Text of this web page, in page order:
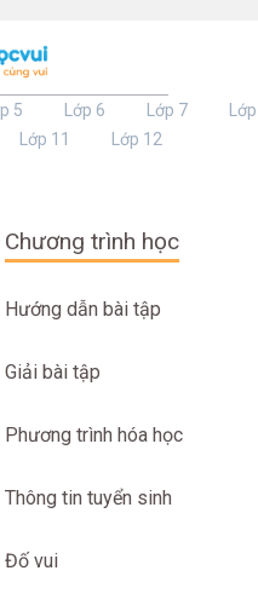
5 Lớp 6 Lớp 7
Lớp
Lớp 11 Lớp 12
Chương trình học
Hướng dẫn bài tập
Giải bài tập
Phương trình hóa học
Thông tin tuyển sinh
Đố vui